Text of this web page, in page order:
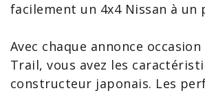
facilement un 4x4 Nissan à un
Avec chaque annonce
Trail, vous avez les
constructeur japonais. Les